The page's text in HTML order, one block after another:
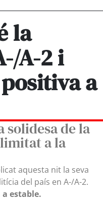
la
A-2 i
a
solidesa de la
a la
aquesta nit la seva
del país en A-/A-2.
estable.